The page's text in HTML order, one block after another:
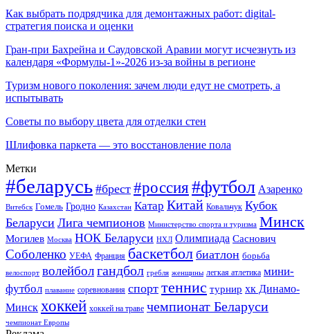
Как выбрать подрядчика для демонтажных работ: digital-
стратегия поиска и оценки
Гран-при Бахрейна и Саудовской Аравии могут исчезнуть из
календаря «Формулы-1»-2026 из-за войны в регионе
Туризм нового поколения: зачем люди едут не смотреть, а
испытывать
Советы по выбору цвета для отделки стен
Шлифовка паркета — это восстановление пола
Метки
#беларусь #брест #россия#футбол Азаренко
Витебск Гомель Гродно Казахстан Катар Китай Ковальчук Кубок
Беларуси Лига чемпионов Министерство спорта и туризма Минск
Могилев Москва НОК Беларуси НХЛ Олимпиада Саснович
Соболенко УЕФА Франция баскетбол биатлон борьба
велоспорт волейболгандбол гребля женщины легкая атлетика мини-
футбол плавание соревнования спорт теннис турнир хк Динамо-
Минск хоккей хоккей на траве чемпионат Беларуси
чемпионат Европы